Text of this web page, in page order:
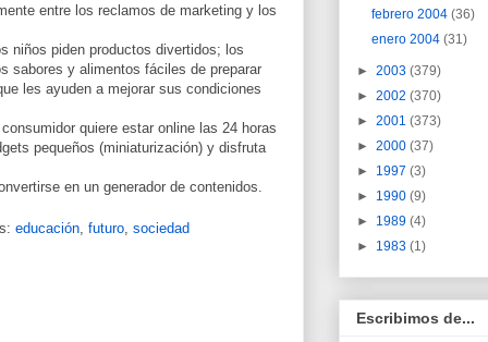
entre los reclamos de marketing y los
niños piden productos divertidos; los
sabores y alimentos fáciles de preparar
les ayuden a mejorar sus condiciones
quiere estar online las 24 horas
pequeños (miniaturización) y disfruta
en un generador de contenidos.
educación, futuro, sociedad
febrero 2004(36)
enero 2004(31)
► 2003 (379)
► 2002 (370)
► 2001 (373)
► 2000 (37)
► 1997 (3)
► 1990 (9)
► 1989 (4)
► 1983 (1)
Escribimos de...